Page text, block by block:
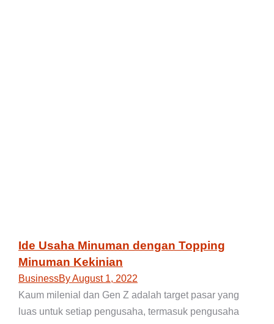
Ide Usaha Minuman dengan Topping
Minuman Kekinian
BusinessByAugust 1, 2022
Kaum milenial dan Gen Z adalah target pasar yang
luas untuk setiap pengusaha, termasuk pengusaha